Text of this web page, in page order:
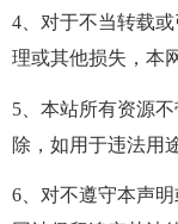
4、对于不当转载
理或其他损失，本
5、本站所有资源
除，如用于违法用
6、对不遵守本声